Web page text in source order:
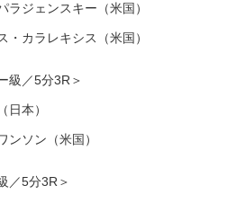
ラジェンスキー（米国）
・カラレキシス（米国）
級／5分3R＞
日本）
ンソン（米国）
／5分3R＞